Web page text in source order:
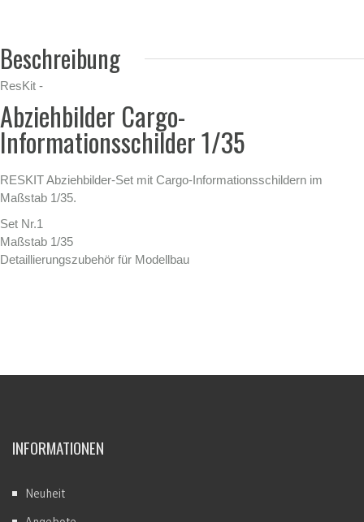
Beschreibung
ResKit -
Abziehbilder Cargo-
Informationsschilder 1/35
RESKIT Abziehbilder-Set mit Cargo-Informationsschildern im
Maßstab 1/35.
Set Nr.1
Maßstab 1/35
Detaillierungszubehör für Modellbau
INFORMATIONEN
Neuheit